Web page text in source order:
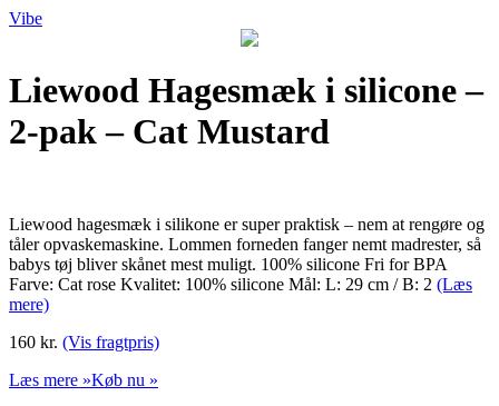
Vibe
Liewood Hagesmæk i silicone –
2-pak – Cat Mustard
Liewood hagesmæk i silikone er super praktisk – nem at rengøre og
tåler opvaskemaskine. Lommen forneden fanger nemt madrester, så
babys tøj bliver skånet mest muligt. 100% silicone Fri for BPA
Farve: Cat rose Kvalitet: 100% silicone Mål: L: 29 cm / B: 2 (Læs
mere)
160 kr. (Vis fragtpris)
Læs mere »Køb nu »